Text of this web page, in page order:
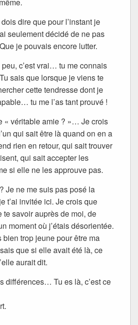
dire que pour l’instant je
seulement décidé de ne pas
je pouvais encore lutter.
c’est vrai… tu me connais
sais que lorsque je viens te
cette tendresse dont je
tu me l’as tant prouvé !
« véritable amie ? »… Je crois
qui sait être là quand on en a
rien en retour, qui sait trouver
qui sait accepter les
si elle ne les approuve pas.
Je ne me suis pas posé la
t’ai invitée ici. Je crois que
te savoir auprès de moi, de
moment où j’étais désorientée.
bien trop jeune pour être ma
que si elle avait été là, ce
aurait dit.
différences… Tu es là, c’est ce